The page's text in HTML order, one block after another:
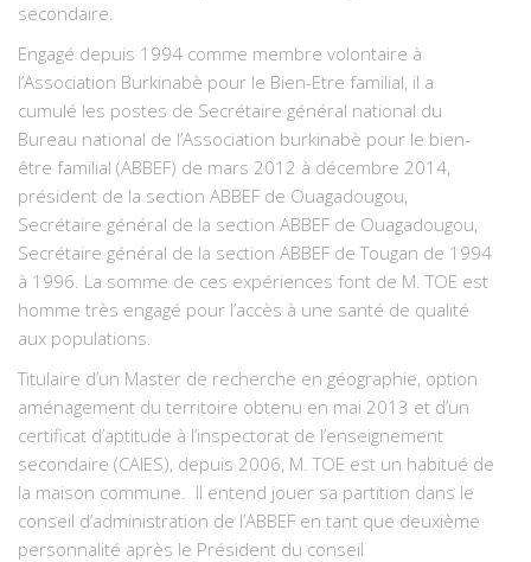
secondaire.
Engagé depuis 1994 comme membre volontaire à
l’Association Burkinabè pour le Bien-Etre familial, il a
cumulé les postes de Secrétaire général national du
Bureau national de l’Association burkinabè pour le bien-
être familial (ABBEF) de mars 2012 à décembre 2014,
président de la section ABBEF de Ouagadougou,
Secrétaire général de la section ABBEF de Ouagadougou,
Secrétaire général de la section ABBEF de Tougan de 1994
à 1996. La somme de ces expériences font de M. TOE est
homme très engagé pour l’accès à une santé de qualité
aux populations.
Titulaire d’un Master de recherche en géographie, option
aménagement du territoire obtenu en mai 2013 et d’un
certificat d’aptitude à l’inspectorat de l’enseignement
secondaire (CAIES), depuis 2006, M. TOE est un habitué de
la maison commune. Il entend jouer sa partition dans le
conseil d’administration de l’ABBEF en tant que deuxième
personnalité après le Président du conseil